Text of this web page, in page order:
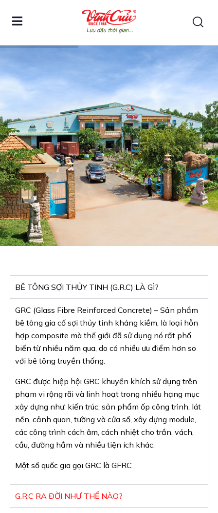
BÊ TÔNG SỢI THỦY TINH (G.R.C) LÀ GÌ?
GRC (Glass Fibre Reinforced Concrete) – Sản phẩm
bê tông gia cố sợi thủy tinh kháng kiềm, là loại hỗn
hợp composite mà thế giới đã sử dụng nó rất phổ
biến từ nhiều năm qua, do có nhiều ưu điểm hơn so
với bê tông truyền thống.
GRC được hiệp hội GRC khuyến khích sử dụng trên
phạm vi rộng rãi và linh hoạt trong nhiều hạng mục
xây dựng như: kiến trúc, sản phẩm ốp công trình, lát
nền, cảnh quan, tường và cửa sổ, xây dựng module,
các công trình cách âm, cách nhiệt cho trần, vách,
cầu, đường hầm và nhiều tiện ích khác.
Một số quốc gia gọi GRC là GFRC
G.R.C RA ĐỜI NHƯ THẾ NÀO?